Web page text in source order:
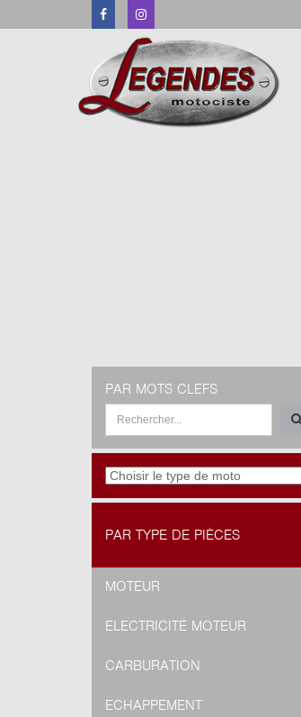
FacebookInstagram
PAR MOTS CLEFS
PAR TYPE DE PIÈCES
MOTEUR
ELECTRICITÉ MOTEUR
CARBURATION
ECHAPPEMENT